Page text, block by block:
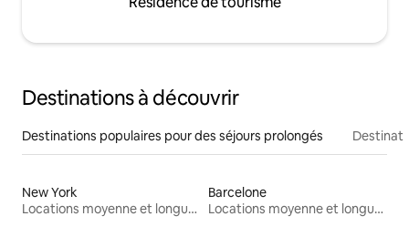
Destinations à découvrir
Destinations populaires pour des séjours prolongés
New York
Locations moyenne et longue durée
Barcelone
Locations moyenne et longue durée